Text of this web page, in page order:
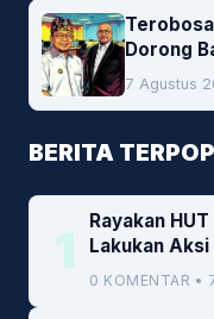
Dorong
7 Agustus
BERITA
1
Rayakan
Lakukan
0 KOMENTAR •